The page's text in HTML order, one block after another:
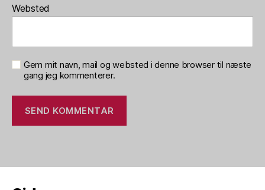
Websted
Gem mit navn, mail og websted i denne browser til næste
gang jeg kommenterer.